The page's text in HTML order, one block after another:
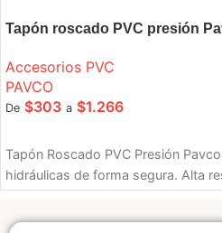
Tapón roscado PVC presión
Accesorios PVC
PAVCO
De $303 a $1.266
Tapón Roscado PVC Presión
hidráulicas de forma segura. Alta